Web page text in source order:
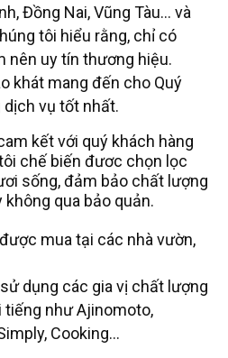
Đồng Nai, Vũng Tàu… và
tôi hiểu rằng, chỉ có
nên uy tín thương hiệu.
khát mang đến cho Quý
dịch vụ tốt nhất.
kết với quý khách hàng
chế biến đươc chọn lọc
sống, đảm bảo chất lượng
qua bảo quản.
mua tại các nhà vườn,
dụng các gia vị chất lượng
như Ajinomoto,
Cooking…